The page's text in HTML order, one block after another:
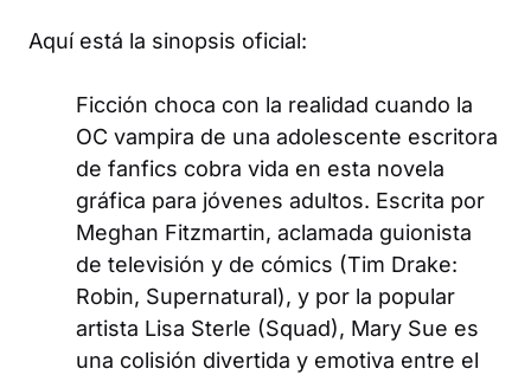
Aquí está la sinopsis oficial:
Ficción choca con la realidad cuando la
OC vampira de una adolescente escritora
de fanfics cobra vida en esta novela
gráfica para jóvenes adultos. Escrita por
Meghan Fitzmartin, aclamada guionista
de televisión y de cómics (Tim Drake:
Robin, Supernatural), y por la popular
artista Lisa Sterle (Squad), Mary Sue es
una colisión divertida y emotiva entre el